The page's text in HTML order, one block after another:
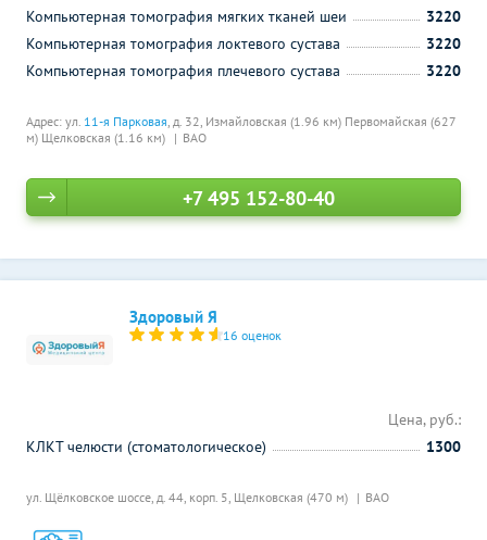
Адрес: ул. 11-я Парковая, д. 32, Измайловская (1.96 км) Первомайская (627
м) Щелковская (1.16 км) ВАО
Компьютерная томография мягких тканей шеи
3220
Компьютерная томография локтевого сустава
3220
Компьютерная томография плечевого сустава
3220
+7 495 152-80-40
Здоровый Я
16 оценок
ул. Щёлковское шоссе, д. 44, корп. 5, Щелковская (470 м) ВАО
Цена, руб.:
КЛКТ челюсти (стоматологическое)
1300